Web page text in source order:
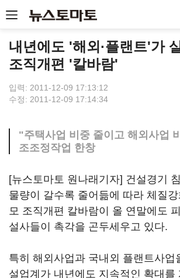
내년에도 '해외·플랜트'가
조직개편 '칼바람'
입력: 2011-12-09 17:13:12
수정: 2011-12-09 17:14:34
"주택사업 비중 줄이고 해외사업
조조정작업 한창
[뉴스토마토 원나래기자] 건설경기
물량이 갈수록 줄어듦에 따라 체질
모 조직개편 칼바람이 올 연말에도
설사들이 촉각을 곤두세우고 있다.
특히 해외사업과 국내외 플랜트사업
설업계가 내년에도 지속적인 확대를